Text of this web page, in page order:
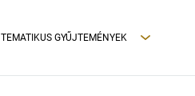
TEMATIKUS GYŰJTEMÉNYEK